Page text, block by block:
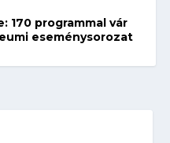
170 programmal vár
eseménysorozat